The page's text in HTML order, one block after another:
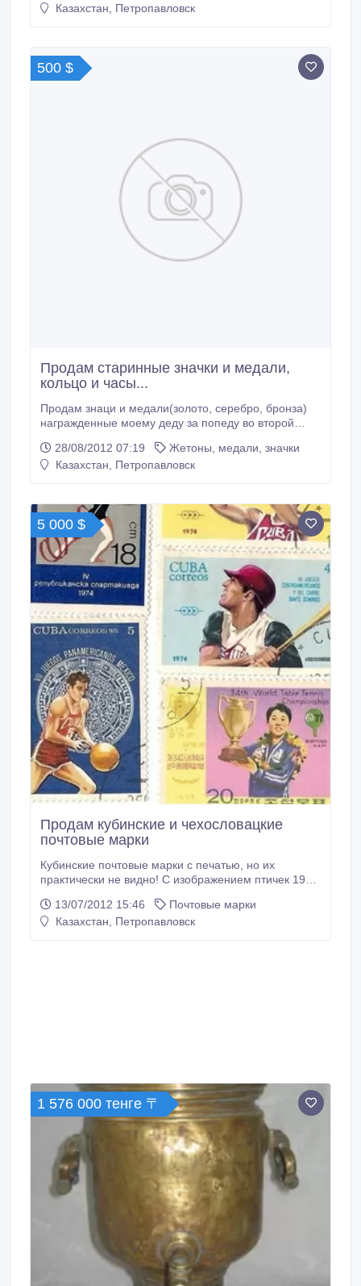
Казахстан, Петропавловск
500 $
Продам старинные значки и медали,
кольцо и часы...
Продам знаци и медали(золото, серебро, бронза)
награжденные моему деду за попеду во второй
значков около 15.....а так же серебрянное кольцо со
знаком зодиака весы....и старинные часы
28/08/2012 07:19
Жетоны, медали, значки
Казахстан, Петропавловск
5 000 $
Продам кубинские и чехословацкие
почтовые марки
Кубинские почтовые марки с печатью, но их
практически не видно! С изображением птичек 1974
Чехословацкую марку - 1965 год с изображением
герба..
13/07/2012 15:46
Почтовые марки
Казахстан, Петропавловск
1 576 000 тенге 〒